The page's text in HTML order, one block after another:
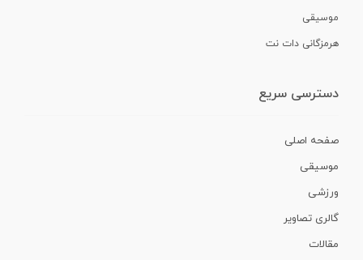
موسیقی
هرمزگانی دات نت
دسترسی سریع
صفحه اصلی
موسیقی
ورزشی
گالری تصاویر
مقالات